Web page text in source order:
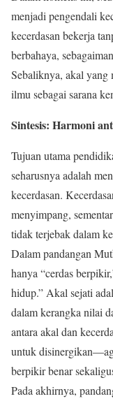
menjadi pengendali
kecerdasan bekerja
berbahaya,
Sebaliknya, akal yang
ilmu sebagai sarana
Sintesis: Harmoni
Tujuan utama
seharusnya adalah
kecerdasan.
menyimpang,
tidak terjebak dalam
Dalam pandangan
hanya “cerdas
hidup.” Akal sejati
dalam kerangka nilai
antara akal dan
untuk
berpikir benar
Pada akhirnya,